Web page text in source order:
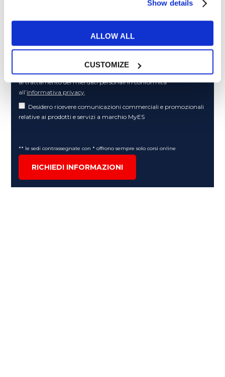
Show details
ALLOW ALL
CUSTOMIZE
In quanto di età superiore ai 16 anni, dichiaro di acconsentire
al trattamento dei miei dati personali in conformità
all’informativa privacy
Desidero ricevere comunicazioni commerciali e promozionali
relative ai prodotti e servizi a marchio MyES
** le sedi contrassegnate con * offrono sempre solo corsi online
RICHIEDI INFORMAZIONI